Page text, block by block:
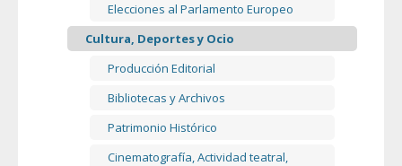
Elecciones al Parlamento Europeo
Cultura, Deportes y Ocio
Producción Editorial
Bibliotecas y Archivos
Patrimonio Histórico
Cinematografía, Actividad teatral,